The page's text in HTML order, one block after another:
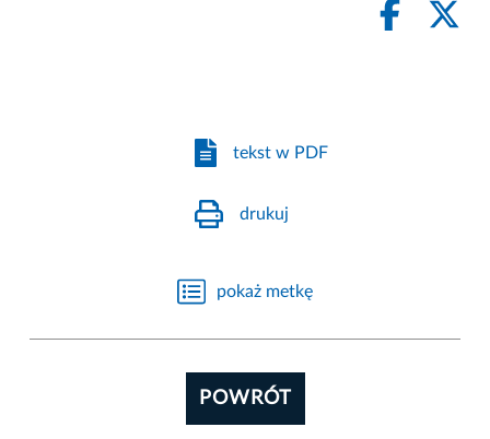
tekst w PDF
drukuj
pokaż metkę
POWRÓT